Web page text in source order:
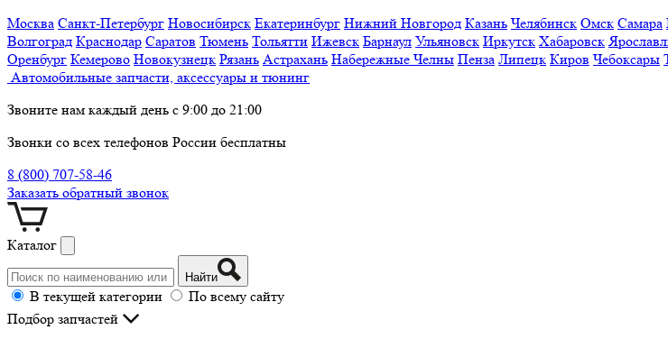
Москва Санкт-Петербург Новосибирск Екатеринбург Нижний Новгород Казань Челябинск Омск Самара
Волгоград Краснодар Саратов Тюмень Тольятти Ижевск Барнаул Ульяновск Иркутск Хабаровск
Оренбург Кемерово Новокузнецк Рязань Астрахань Набережные Челны Пенза Липецк Киров Чебоксары
Автомобильные запчасти, аксессуары и тюнинг
Звоните нам каждый день с 9:00 до 21:00
Звонки со всех телефонов России бесплатны
8 (800) 707-58-46
Заказать обратный звонок
Каталог
Найти
В текущей категории
По всему сайту
Подбор запчастей